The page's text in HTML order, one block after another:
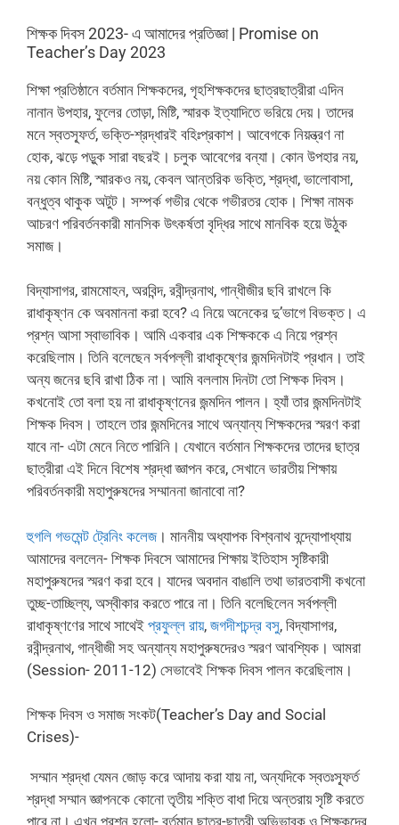
শিক্ষক দিবস 2023- এ আমাদের প্রতিজ্ঞা | Promise on
Teacher’s Day 2023
শিক্ষা প্রতিষ্ঠানে বর্তমান শিক্ষকদের, গৃহশিক্ষকদের ছাত্রছাত্রীরা এদিন
নানান উপহার, ফুলের তোড়া, মিষ্টি, স্মারক ইত্যাদিতে ভরিয়ে দেয়। তাদের
মনে স্বতস্ফূর্ত, ভক্তি-শ্রদ্ধারই বহিঃপ্রকাশ। আবেগকে নিয়ন্ত্রণ না
হোক, ঝড়ে পড়ুক সারা বছরই। চলুক আবেগের বন্যা। কোন উপহার নয়,
নয় কোন মিষ্টি, স্মারকও নয়, কেবল আন্তরিক ভক্তি, শ্রদ্ধা, ভালোবাসা,
বন্ধুত্ব থাকুক অটুট। সম্পর্ক গভীর থেকে গভীরতর হোক। শিক্ষা নামক
আচরণ পরিবর্তনকারী মানসিক উৎকর্ষতা বৃদ্ধির সাথে মানবিক হয়ে উঠুক
সমাজ।
বিদ্যাসাগর, রামমোহন, অরবিন্দ, রবীন্দ্রনাথ, গান্ধীজীর ছবি রাখলে কি
রাধাকৃষ্ণন কে অবমাননা করা হবে? এ নিয়ে অনেকের দু’ভাগে বিভক্ত। এ
প্রশ্ন আসা স্বাভাবিক‌। আমি একবার এক শিক্ষককে এ নিয়ে প্রশ্ন
করেছিলাম। তিনি বলেছেন সর্বপল্লী রাধাকৃষ্ণের জন্মদিনটাই প্রধান। তাই
অন্য জনের ছবি রাখা ঠিক না। আমি বললাম দিনটা তো শিক্ষক দিবস।
কখনোই তো বলা হয় না রাধাকৃষ্ণনের জন্মদিন পালন। হ্যাঁ তার জন্মদিনটাই
শিক্ষক দিবস। তাহলে তার জন্মদিনের সাথে অন্যান্য শিক্ষকদের স্মরণ করা
যাবে না- এটা মেনে নিতে পারিনি। যেখানে বর্তমান শিক্ষকদের তাদের ছাত্র
ছাত্রীরা এই দিনে বিশেষ শ্রদ্ধা জ্ঞাপন করে, সেখানে ভারতীয় শিক্ষায়
পরিবর্তনকারী মহাপুরুষদের সম্মাননা জানাবো না?
হুগলি গভমেন্ট ট্রেনিং কলেজ। মাননীয় অধ্যাপক বিশ্বনাথ বন্দ্যোপাধ্যায়
আমাদের বললেন- শিক্ষক দিবসে আমাদের শিক্ষায় ইতিহাস সৃষ্টিকারী
মহাপুরুষদের স্মরণ করা হবে। যাদের অবদান বাঙালি তথা ভারতবাসী কখনো
তুচ্ছ-তাচ্ছিল্য, অস্বীকার করতে পারে না। তিনি বলেছিলেন সর্বপল্লী
রাধাকৃষ্ণণের সাথে সাথেই প্রফুল্ল রায়, জগদীশচন্দ্র বসু, বিদ্যাসাগর,
রবীন্দ্রনাথ, গান্ধীজী সহ অন্যান্য মহাপুরুষদেরও স্মরণ আবশ্যিক। আমরা
(Session- 2011-12) সেভাবেই শিক্ষক দিবস পালন করেছিলাম।
শিক্ষক দিবস ও সমাজ সংকট(Teacher’s Day and Social
Crises)-
সম্মান শ্রদ্ধা যেমন জোড় করে আদায় করা যায় না, অন্যদিকে স্বতঃস্ফূর্ত
শ্রদ্ধা সম্মান জ্ঞাপনকে কোনো তৃতীয় শক্তি বাধা দিয়ে অন্তরায় সৃষ্টি করতে